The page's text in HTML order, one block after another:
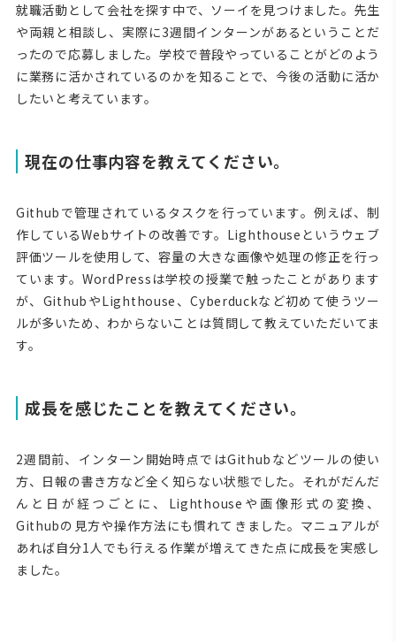
就職活動として会社を探す中で、ソーイを見つけました。先生
や両親と相談し、実際に3週間インターンがあるということだ
ったので応募しました。学校で普段やっていることがどのよう
に業務に活かされているのかを知ることで、今後の活動に活か
したいと考えています。
現在の仕事内容を教えてください。
Githubで管理されているタスクを行っています。例えば、制
作しているWebサイトの改善です。Lighthouseというウェブ
評価ツールを使用して、容量の大きな画像や処理の修正を行っ
ています。WordPressは学校の授業で触ったことがあります
が、GithubやLighthouse、Cyberduckなど初めて使うツー
ルが多いため、わからないことは質問して教えていただいてま
す。
成長を感じたことを教えてください。
2週間前、インターン開始時点ではGithubなどツールの使い
方、日報の書き方など全く知らない状態でした。それがだんだ
んと日が経つごとに、Lighthouseや画像形式の変換、
Githubの見方や操作方法にも慣れてきました。マニュアルが
あれば自分1人でも行える作業が増えてきた点に成長を実感し
ました。